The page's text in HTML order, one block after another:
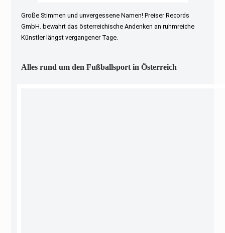
Große Stimmen und unvergessene Namen! Preiser Records
GmbH. bewahrt das österreichische Andenken an ruhmreiche
Künstler längst vergangener Tage.
Alles rund um den Fußballsport in Österreich